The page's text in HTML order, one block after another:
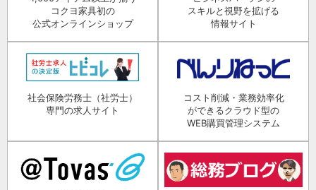
コクヨ家具初の
公式オンラインショップ
スキルと視野を拡げる
情報サイト
社会保険労務士（社労士）
専門の求人サイト
コスト削減・業務効率化
ができるクラウド型の
WEB購買管理システム